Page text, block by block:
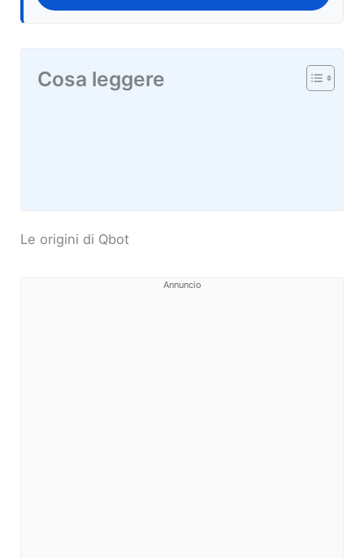
Cosa leggere
Le origini di Qbot
Annuncio